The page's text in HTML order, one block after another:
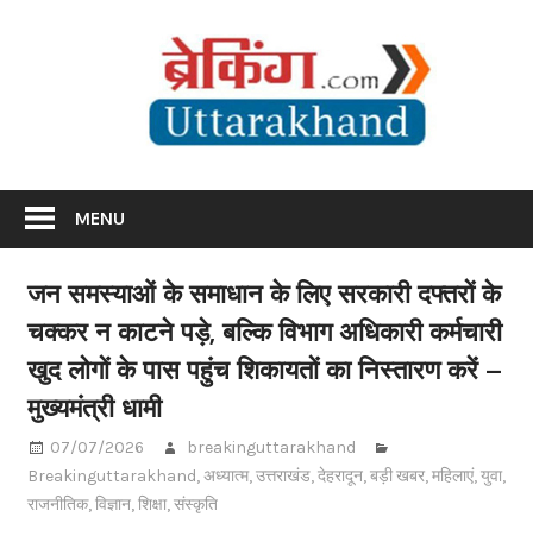
MENU
जन समस्याओं के समाधान के लिए सरकारी दफ्तरों के
चक्कर न काटने पड़े, बल्कि विभाग अधिकारी कर्मचारी
खुद लोगों के पास पहुंच शिकायतों का निस्तारण करें –
मुख्यमंत्री धामी
07/07/2026
breakinguttarakhand
Breakinguttarakhand,अध्यात्म,उत्तराखंड,देहरादून,बड़ी खबर,महिलाएं,युवा,
राजनीतिक,विज्ञान,शिक्षा,संस्कृति